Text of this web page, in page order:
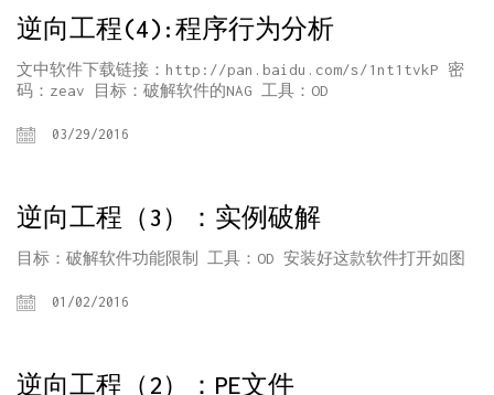
逆向工程(4):程序行为分析
文中软件下载链接：http://pan.baidu.com/s/1nt1tvkP 密
码：zeav 目标：破解软件的NAG 工具：OD
03/29/2016
逆向工程（3）：实例破解
目标：破解软件功能限制 工具：OD 安装好这款软件打开如图
01/02/2016
逆向工程（2）：PE文件